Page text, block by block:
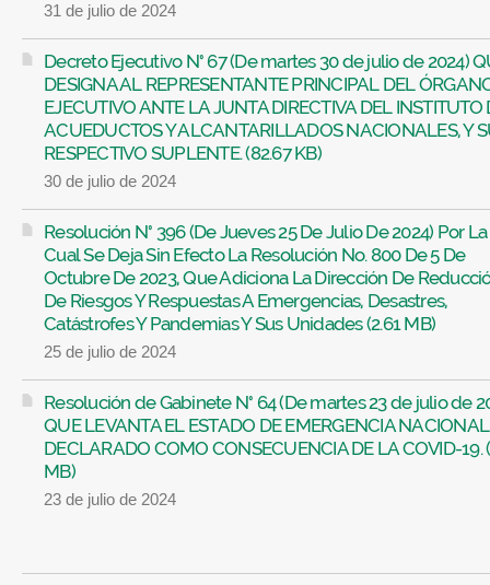
31 de julio de 2024
Decreto Ejecutivo N° 67 (De martes 30 de julio de 2024)
DESIGNA AL REPRESENTANTE PRINCIPAL DEL
EJECUTIVO ANTE LA JUNTA DIRECTIVA DEL INSTITUTO
ACUEDUCTOS Y ALCANTARILLADOS NACIONALES, Y
RESPECTIVO SUPLENTE. (82.67 KB)
30 de julio de 2024
Resolución N° 396 (De Jueves 25 De Julio De 2024) Por La
Cual Se Deja Sin Efecto La Resolución No. 800 De 5 De
Octubre De 2023, Que Adiciona La Dirección De
De Riesgos Y Respuestas A Emergencias, Desastres,
Catástrofes Y Pandemias Y Sus Unidades (2.61 MB)
25 de julio de 2024
Resolución de Gabinete N° 64 (De martes 23 de julio de
QUE LEVANTA EL ESTADO DE EMERGENCIA NACIONAL
DECLARADO COMO CONSECUENCIA DE LA COVID-19.
MB)
23 de julio de 2024